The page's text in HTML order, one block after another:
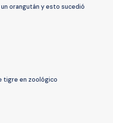
un orangután y esto sucedió
tigre en zoológico